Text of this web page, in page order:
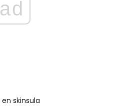
ad
skinsula